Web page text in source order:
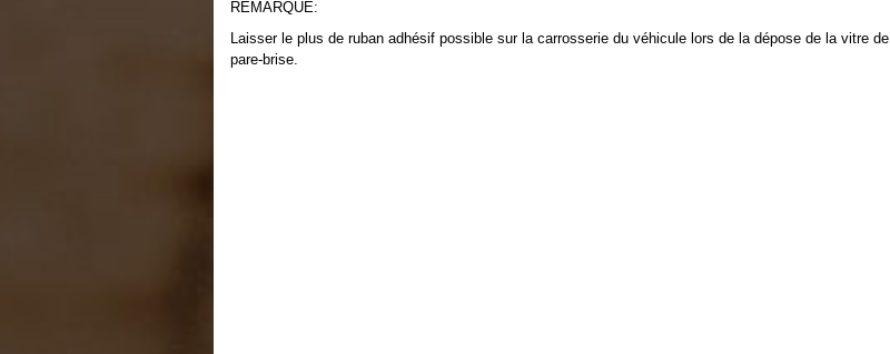
REMARQUE:
Laisser le plus de ruban adhésif possible sur la carrosserie du véhicule lors de la dépose de la vitre de
pare-brise.